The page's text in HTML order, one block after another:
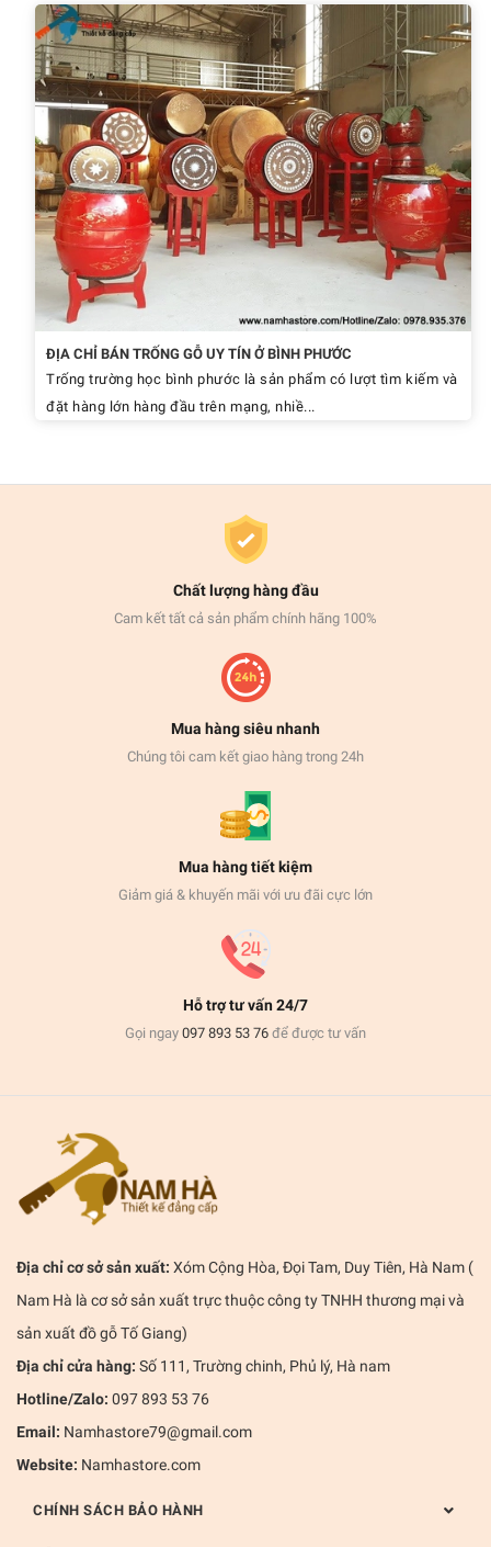
ĐỊA CHỈ BÁN TRỐNG GỖ UY TÍN Ở BÌNH PHƯỚC
Trống trường học bình phước là sản phẩm có lượt tìm kiếm và
đặt hàng lớn hàng đầu trên mạng, nhiề...
Chất lượng hàng đầu
Cam kết tất cả sản phẩm chính hãng 100%
Mua hàng siêu nhanh
Chúng tôi cam kết giao hàng trong 24h
Mua hàng tiết kiệm
Giảm giá & khuyến mãi với ưu đãi cực lớn
Hỗ trợ tư vấn 24/7
Gọi ngay 097 893 53 76 để được tư vấn
Địa chỉ cơ sở sản xuất: Xóm Cộng Hòa, Đọi Tam, Duy Tiên, Hà Nam (
Nam Hà là cơ sở sản xuất trực thuộc công ty TNHH thương mại và
sản xuất đồ gỗ Tố Giang)
Địa chỉ cửa hàng: Số 111, Trường chinh, Phủ lý, Hà nam
Hotline/Zalo: 097 893 53 76
Email: Namhastore79@gmail.com
Website: Namhastore.com
CHÍNH SÁCH BẢO HÀNH